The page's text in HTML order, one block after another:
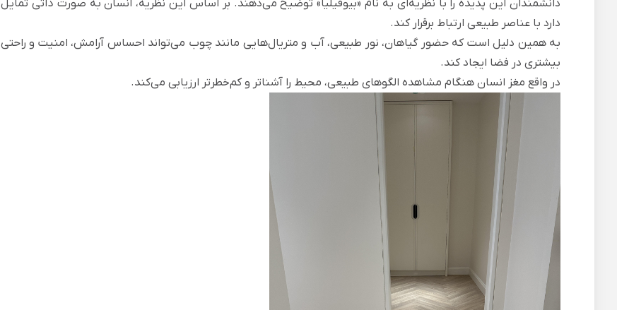
دانشمندان این پدیده را با نظریه‌ای به نام «بیوفیلیا» توضیح می‌دهند. بر اساس این نظریه، انسان به صورت ذاتی تمایل
دارد با عناصر طبیعی ارتباط برقرار کند.
به همین دلیل است که حضور گیاهان، نور طبیعی، آب و متریال‌هایی مانند چوب می‌تواند احساس آرامش، امنیت و راحتی
بیشتری در فضا ایجاد کند.
در واقع مغز انسان هنگام مشاهده الگوهای طبیعی، محیط را آشناتر و کم‌خطرتر ارزیابی می‌کند.